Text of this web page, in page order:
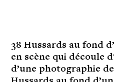
38 Hussards au fond
en scène qui découle
d’une photographie